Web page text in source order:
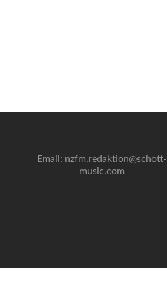
Email: nzfm.redaktion@schott-
music.com